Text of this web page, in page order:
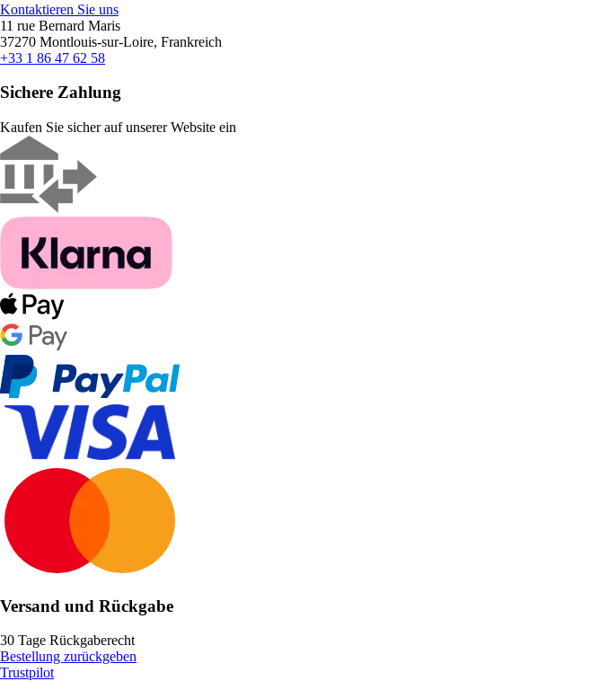
Kontaktieren Sie uns
11 rue Bernard Maris
37270 Montlouis-sur-Loire, Frankreich
+33 1 86 47 62 58
Sichere Zahlung
Kaufen Sie sicher auf unserer Website ein
Versand und Rückgabe
30 Tage Rückgaberecht
Bestellung zurückgeben
Trustpilot